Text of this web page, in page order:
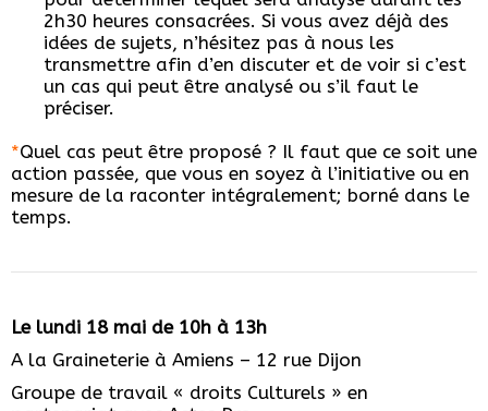
2h30 heures consacrées. Si vous avez déjà des
idées de sujets, n’hésitez pas à nous les
transmettre afin d’en discuter et de voir si c’est
un cas qui peut être analysé ou s’il faut le
préciser.
*Quel cas peut être proposé ? Il faut que ce soit une
action passée, que vous en soyez à l’initiative ou en
mesure de la raconter intégralement; borné dans le
temps.
Le lundi 18 mai de 10h à 13h
A la Graineterie à Amiens – 12 rue Dijon
Groupe de travail « droits Culturels » en